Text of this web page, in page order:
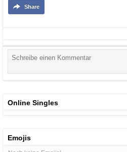
Share
Online Singles
Emojis